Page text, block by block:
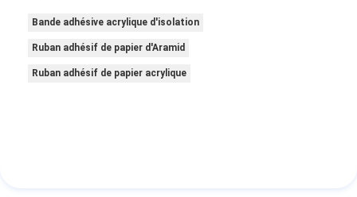
Bande adhésive acrylique d'isolation
Ruban adhésif de papier d'Aramid
Ruban adhésif de papier acrylique